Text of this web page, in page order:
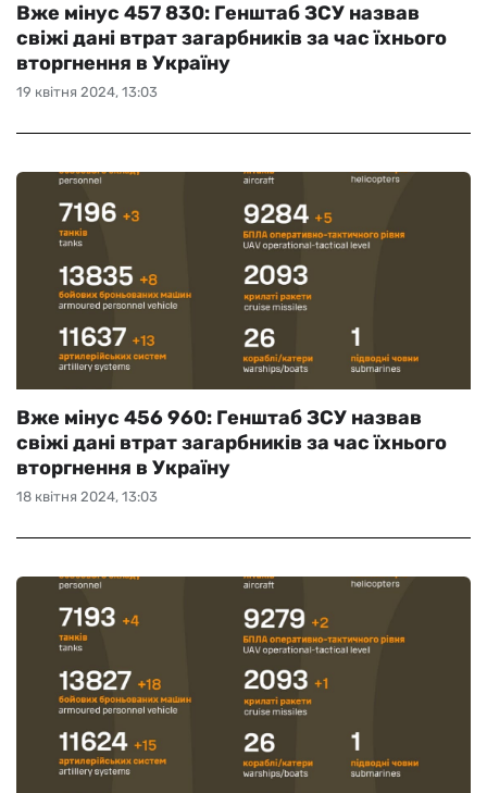
19 квітня 2024, 13:03
Вже мінус 457 830: Генштаб ЗСУ назвав
свіжі дані втрат загарбників за час їхнього
вторгнення в Україну
18 квітня 2024, 13:03
Вже мінус 456 960: Генштаб ЗСУ назвав
свіжі дані втрат загарбників за час їхнього
вторгнення в Україну